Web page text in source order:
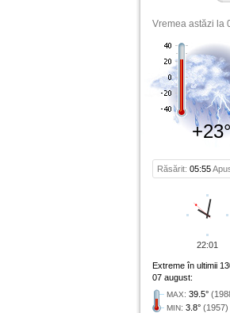
Vremea astăzi la
Răsărit: 05:55
Extreme în ultimii
07 august:
MAX: 39.5°
MIN: 3.8° (1957)
22:01